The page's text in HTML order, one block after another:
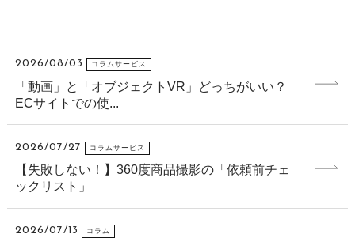
2026/08/03 コラムサービス
「動画」と「オブジェクトVR」どっちがいい？
ECサイトでの使...
2026/07/27 コラムサービス
【失敗しない！】360度商品撮影の「依頼前チェ
ックリスト」
2026/07/13 コラム